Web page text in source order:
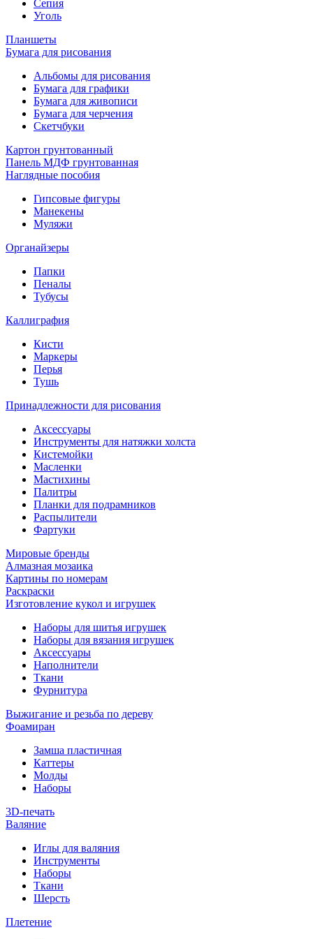
Сепия
Уголь
Планшеты
Бумага для рисования
Альбомы для рисования
Бумага для графики
Бумага для живописи
Бумага для черчения
Скетчбуки
Картон грунтованный
Панель МДФ грунтованная
Наглядные пособия
Гипсовые фигуры
Манекены
Муляжи
Органайзеры
Папки
Пеналы
Тубусы
Каллиграфия
Кисти
Маркеры
Перья
Тушь
Принадлежности для рисования
Аксессуары
Инструменты для натяжки холста
Кистемойки
Масленки
Мастихины
Палитры
Планки для подрамников
Распылители
Фартуки
Мировые бренды
Алмазная мозаика
Картины по номерам
Раскраски
Изготовление кукол и игрушек
Наборы для шитья игрушек
Наборы для вязания игрушек
Аксессуары
Наполнители
Ткани
Фурнитура
Выжигание и резьба по дереву
Фоамиран
Замша пластичная
Каттеры
Молды
Наборы
3D-печать
Валяние
Иглы для валяния
Инструменты
Наборы
Ткани
Шерсть
Плетение